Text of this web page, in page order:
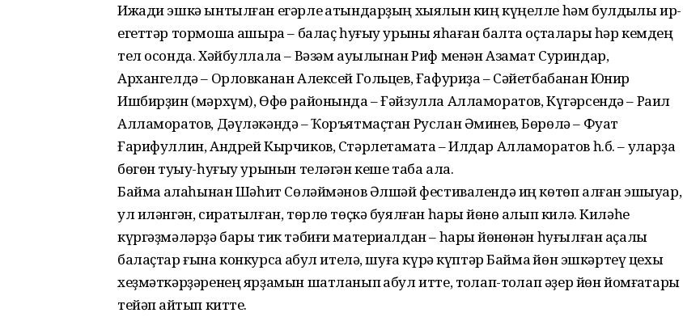
Ижади эшкә ынтылған егәрле ҡатындарҙың хыялын киң күңелле һәм булдыҡлы ир-
егеттәр тормошҡа ашыра – балаҫ һуғыу урыны яһаған балта оҫталары һәр кемдең
тел осонда. Хәйбуллала – Вәзәм ауылынан Риф менән Азамат Суриндар,
Архангелдә – Орловканан Алексей Гольцев, Ғафуриҙа – Сәйетбабанан Юнир
Ишбирҙин (мәрхүм), Өфө районында – Ғәйзулла Алламоратов, Күгәрсендә – Раил
Алламоратов, Дәүләкәндә – Ҡоръятмаҫтан Руслан Әминев, Бөрөлә – Фуат
Ғарифуллин, Андрей Кырчиков, Стәрлетамаҡта – Илдар Алламоратов һ.б. – уларҙа
бөгөн туҡыу-һу­ғыу урынын теләгән кеше таба ала.
Баймаҡ ҡалаһынан Шәһит Сө­ләймәнов Әлшәй фестивалендә иң көтөп алған эшҡыуар,
ул иләнгән, сиратылған, төрлө төҫкә буялған һарыҡ йөнө алып килә. Киләһе
күргәҙмәләрҙә бары тик тәбиғи материалдан – һарыҡ йөнөнән һуғылған аҫалы
балаҫтар ғына конкурсҡа ҡабул ителә, шуға күрә күптәр Баймаҡ йөн эшкәртеү цехы
хеҙмәткәрҙәренең ярҙамын шатланып ҡабул итте, тоҡлап-тоҡлап әҙер йөн йомғаҡтары
тейәп ҡайтып китте.